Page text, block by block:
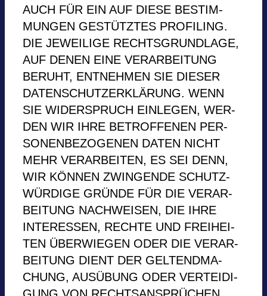
AUCH FÜR EIN AUF DIESE BESTIM­
MUN­GEN GESTÜTZ­TES PRO­FIL­ING.
DIE JEWEI­LIGE RECHTS­GRUND­LAGE,
AUF DENEN EINE VER­AR­BEI­TUNG
BERUHT, ENT­NEH­MEN SIE DIE­SER
DATEN­SCHUTZ­ER­KLÄ­RUNG. WENN
SIE WIDER­SPRUCH EIN­LE­GEN, WER­
DEN WIR IHRE BETROF­FE­NEN PER­
SO­NEN­BE­ZO­GE­NEN DATEN NICHT
MEHR VER­AR­BEI­TEN, ES SEI DENN,
WIR KÖN­NEN ZWIN­GENDE SCHUTZ­
WÜR­DIGE GRÜNDE FÜR DIE VER­AR­
BEI­TUNG NACH­WEI­SEN, DIE IHRE
INTER­ES­SEN, RECHTE UND FREI­HEI­
TEN ÜBER­WIE­GEN ODER DIE VER­AR­
BEI­TUNG DIENT DER GEL­TEND­MA­
CHUNG, AUS­ÜBUNG ODER VER­TEI­DI­